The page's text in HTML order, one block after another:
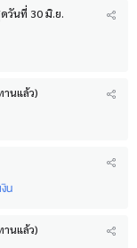
วันที่ 30 มิ.ย.
านแล้ว)
น
านแล้ว)